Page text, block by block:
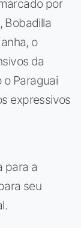
por
Bobadilla
o
da
Paraguai
expressivos
para a
seu